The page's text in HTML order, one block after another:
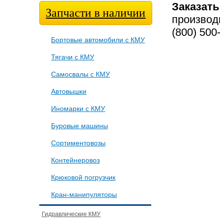
Запчасти в наличии
Бортовые автомобили с КМУ
Тягачи с КМУ
Самосвалы с КМУ
Автовышки
Иномарки с КМУ
Буровые машины
Сортиментовозы
Контейнеровоз
Крюковой погрузчик
Кран-манипуляторы
Гидравлические КМУ
(800)